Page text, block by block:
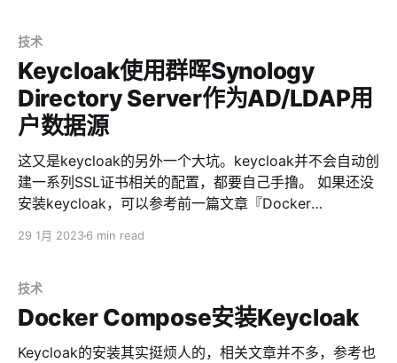
Outline是一个比较新的，类似Notion的在线记事本，我前
面也讲了如何快速部署Outline。但之前是用了Azure
Active Directory，在手机的EDGE浏览器登录的时候，非
要拉起微软自己的APP，华为手机还不支持。所以我们现
在要干掉Azure Active Directory，改为自己的群晖AD用
创建一个realm，不要使用KeyCloak默认的master，好处
是可以做到用户数据和应用的隔离，保证KeyCloak的安全
性。 登录KeyCloak的后台，左上角有个下拉，默认是
master，点击下拉菜单，然后点击『Create
技术
Keycloak使用群晖Synology
Directory Server作为AD/LDAP用
户数据源
这又是keycloak的另外一个大坑。keycloak并不会自动创
建一系列SSL证书相关的配置，都要自己手撸。 如果还没
安装keycloak，可以参考前一篇文章『Docker
置好，这里就不重复了。 1、获得群晖AD对应的SSL证书
后面需要用。 位置：群晖DSM管理后台-控制面板-安全
性-证书。如果不太确定是哪张证书，可以点击『设置』，
找到『Synology Directory Server』对应的证书下拉。
在对应的证书上点击右键，选择『导出证书』 导出的证书
29 1月 20236 min read
技术
Docker Compose安装Keycloak
Keycloak的安装其实挺烦人的，相关文章并不多，参考也